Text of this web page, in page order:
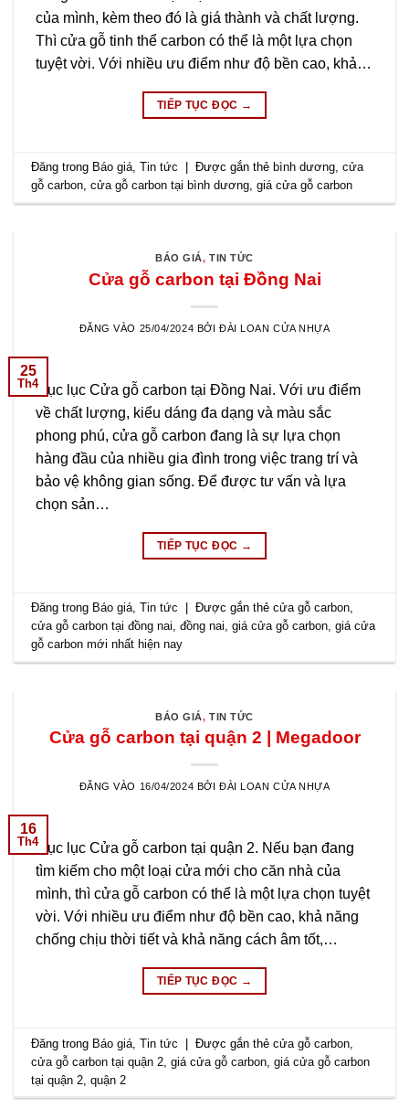
của mình, kèm theo đó là giá thành và chất lượng.
Thì cửa gỗ tinh thể carbon có thể là một lựa chọn
tuyệt vời. Với nhiều ưu điểm như độ bền cao, khả…
TIẾP TỤC ĐỌC →
Đăng trong Báo giá,Tin tức Được gắn thẻ bình dương,cửa
gỗ carbon,cửa gỗ carbon tại bình dương,giá cửa gỗ carbon
BÁO GIÁ,TIN TỨC
Cửa gỗ carbon tại Đồng Nai
ĐĂNG VÀO 25/04/2024 BỞI ĐÀI LOAN CỬA NHỰA
25
Th4Mục lục Cửa gỗ carbon tại Đồng Nai. Với ưu điểm
về chất lượng, kiểu dáng đa dạng và màu sắc
phong phú, cửa gỗ carbon đang là sự lựa chọn
hàng đầu của nhiều gia đình trong việc trang trí và
bảo vệ không gian sống. Để được tư vấn và lựa
chọn sản…
TIẾP TỤC ĐỌC →
Đăng trong Báo giá ,Tin tức Được gắn thẻcửa gỗ carbon
cửa gỗ carbon tại đồng nai ,đồng nai ,giá cửa gỗ carbon ,giá cửa
gỗ carbon mới nhất hiện nay
BÁO GIÁ,TIN TỨC
Cửa gỗ carbon tại quận 2 | Megadoor
ĐĂNG VÀO 16/04/2024 BỞI ĐÀI LOAN CỬA NHỰA
16
Th4Mục lục Cửa gỗ carbon tại quận 2. Nếu bạn đang
tìm kiếm cho một loại cửa mới cho căn nhà của
mình, thì cửa gỗ carbon có thể là một lựa chọn tuyệt
vời. Với nhiều ưu điểm như độ bền cao, khả năng
chống chịu thời tiết và khả năng cách âm tốt,…
TIẾP TỤC ĐỌC →
Đăng trong Báo giá ,Tin tức | Được gắn thẻcửa gỗ carbon
cửa gỗ carbon tại quận 2 ,giá cửa gỗ carbon ,giá cửa gỗ carbon
tại quận 2 ,quận 2